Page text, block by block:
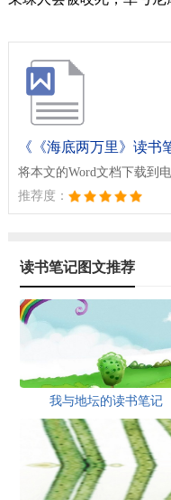
《《海底两万里》读书
将本文的Word文档下载到
推荐度：
读书笔记图文推荐
我与地坛的读书笔记